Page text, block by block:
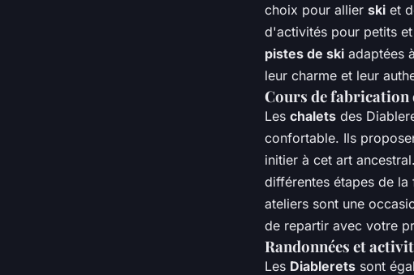
choix pour allier ski et
d'activités pour petits
pistes de ski adaptées
leur charme et leur
Cours de fabrication
Les chalets des
confortable. Ils
initier à cet art
différentes étapes de
ateliers sont une
de repartir avec votre
Randonnées et
Les Diablerets sont